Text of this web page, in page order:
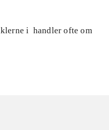
i handler ofte om